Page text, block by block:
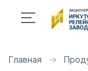
Главная